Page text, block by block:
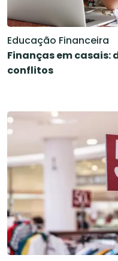
Educação Financeira
Finanças em casais:
conflitos